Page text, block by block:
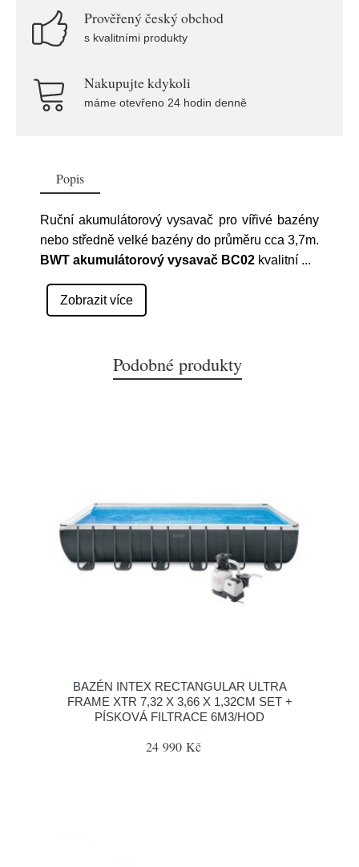
Prověřený český obchod
s kvalitními produkty
Nakupujte kdykoli
máme otevřeno 24 hodin denně
Popis
Ruční akumulátorový vysavač pro vířivé bazény
nebo středně velké bazény do průměru cca 3,7m.
BWT akumulátorový vysavač BC02 kvalitní ...
Zobrazit více
Podobné produkty
BAZÉN INTEX RECTANGULAR ULTRA
FRAME XTR 7,32 X 3,66 X 1,32CM SET +
PÍSKOVÁ FILTRACE 6M3/HOD
24 990 Kč